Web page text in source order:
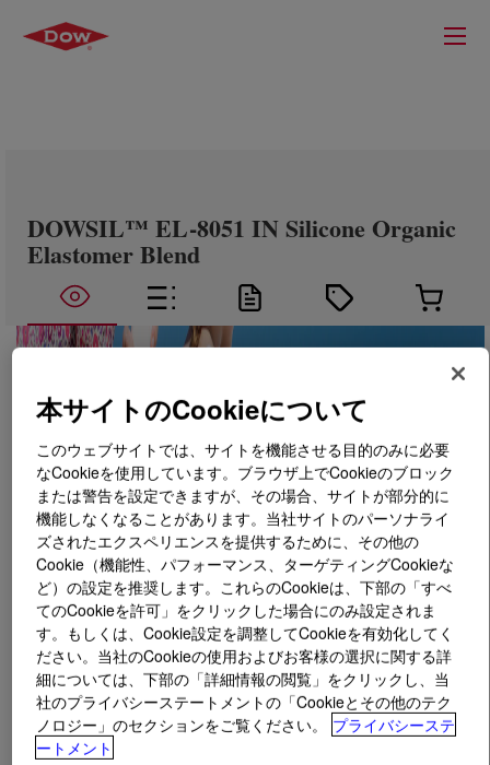
DOWSIL™ EL-8051 IN Silicone Organic
Elastomer Blend
とはDOWSIL™ EL-8051 IN Silicone Organic
Elastomer Blend ?
シリコーンオーガニックエラストマーブレンド。多種の
有機物や有効成分をシリコーンエラストマー ゲル感触
にする。カラー化粧品、スキンケア製品や日焼け止め製
品に適している。ネオペンタン酸イソデシルに高分子量
のポリグリコール変性シリコーンエラストマーの混合
物。化粧品表示名称＝ネオペンタン酸イソデシル（およ
本サイトのCookieについて
このウェブサイトでは、サイトを機能させる目的のみに必要
なCookieを使用しています。ブラウザ上でCookieのブロック
または警告を設定できますが、その場合、サイトが部分的に
機能しなくなることがあります。当社サイトのパーソナライ
ズされたエクスペリエンスを提供するために、その他の
Cookie（機能性、パフォーマンス、ターゲティングCookieな
ど）の設定を推奨します。これらのCookieは、下部の「すべ
てのCookieを許可」をクリックした場合にのみ設定されま
す。もしくは、Cookie設定を調整してCookieを有効化してく
ださい。当社のCookieの使用およびお客様の選択に関する詳
細については、下部の「詳細情報の閲覧」をクリックし、当
社のプライバシーステートメントの「Cookieとその他のテク
ノロジー」のセクションをご覧ください。
プライバシーステ
ートメント